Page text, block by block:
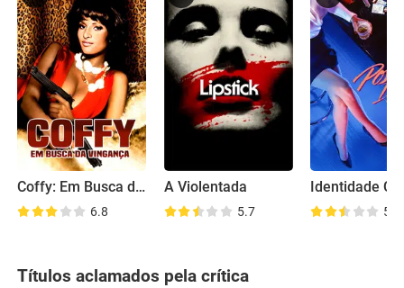
Coffy: Em Busca da Vingança
6.8
A Violentada
5.7 5.9
Títulos aclamados pela crítica